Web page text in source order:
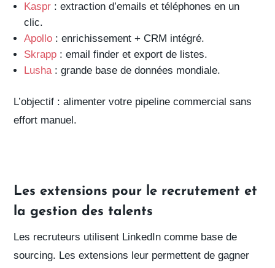
Kaspr : extraction d’emails et téléphones en un
clic.
Apollo : enrichissement + CRM intégré.
Skrapp : email finder et export de listes.
Lusha : grande base de données mondiale.
L’objectif : alimenter votre pipeline commercial sans
effort manuel.
Les extensions pour le recrutement et
la gestion des talents
Les recruteurs utilisent LinkedIn comme base de
sourcing. Les extensions leur permettent degagner